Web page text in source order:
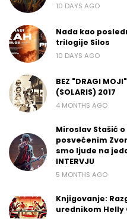
10 DAYS AGO
Nada kao
trilogije Silos
10 DAYS AGO
BEZ "DRAGI
(SOLARIS) 2017
4 MONTHS AGO
Miroslav Stašić
posvećenim
smo ljude na
INTERVJU
5 MONTHS AGO
Knjigovanje:
urednikom Helly